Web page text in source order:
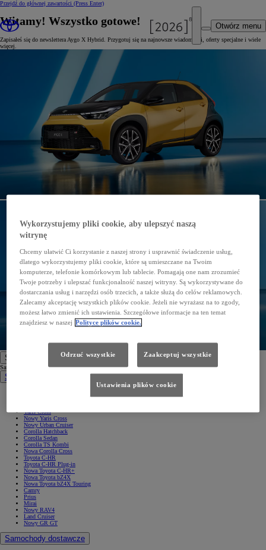
Przejdź do głównej zawartości (Press Enter)
Otwórz menu
Witamy! Wszystko gotowe!
Zapisałeś się do newslettera Aygo X Hybrid. Przygotuj się na najnowsze wiadomości, oferty specjalne i wiele
więcej.
Samochody
Samochody
Samochody osobowe
Yaris Cross
Nowy Yaris Cross
Nowy Urban Cruiser
Corolla Hatchback
Corolla Sedan
Corolla TS Kombi
Nowa Corolla Cross
Toyota C-HR
Toyota C-HR Plug-in
Nowa Toyota C-HR+
Nowa Toyota bZ4X
Nowa Toyota bZ4X Touring
Camry
Prius
Mirai
Nowy RAV4
Land Cruiser
Nowy GR GT
Samochody dostawcze
Wykorzystujemy pliki cookie, aby ulepszyć naszą
witrynę
Chcemy ułatwić Ci korzystanie z naszej strony i usprawnić świadczenie usług,
dlatego wykorzystujemy pliki cookie, które są umieszczane na Twoim
komputerze, telefonie komórkowym lub tablecie. Pomagają one nam zrozumieć
Twoje potrzeby i ulepszać funkcjonalność naszej witryny. Są wykorzystywane do
dostarczania usług i narzędzi osób trzecich, a także służą do celów reklamowych.
Zalecamy akceptację wszystkich plików cookie. Jeżeli nie wyrażasz na to zgody,
możesz łatwo zmienić ich ustawienia. Szczegółowe informacje na ten temat
znajdziesz w naszej Polityce plików cookie.
Odrzuć wszystkie Zaakceptuj wszystkie
Ustawienia plików cookie